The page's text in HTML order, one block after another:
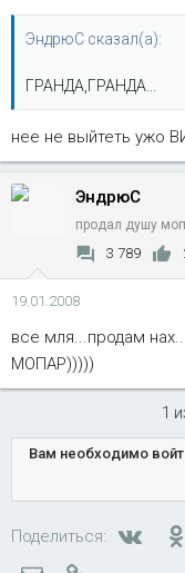
ЭндрюС сказал(а):
ГРАНДА,ГРАНДА...
нее не выйтеть ужо
ЭндрюС
продал душу
3 789
19.01.2008
все мля...продам
МОПАР)))))
1
Вам необходимо
Поделиться: